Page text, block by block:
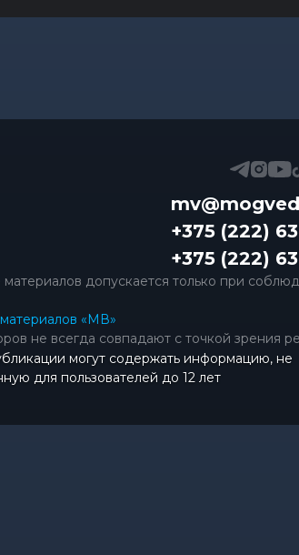
+375 (222)
+375 (222)
допускается только при
«МВ»
не всегда совпадают с точкой зрения
могут содержать информацию, не
для пользователей до 12 лет